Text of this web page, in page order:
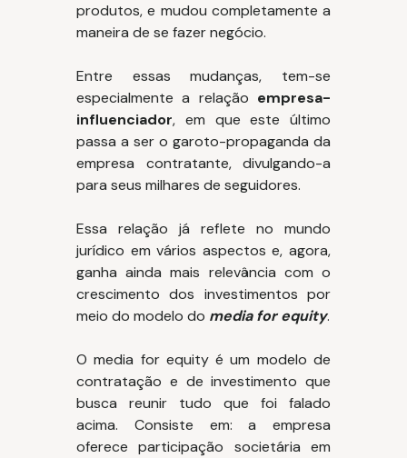
produtos, e mudou completamente a
maneira de se fazer negócio.
Entre essas mudanças, tem-se
especialmente a relação empresa-
influenciador, em que este último
passa a ser o garoto-propaganda da
empresa contratante, divulgando-a
para seus milhares de seguidores.
Essa relação já reflete no mundo
jurídico em vários aspectos e, agora,
ganha ainda mais relevância com o
crescimento dos investimentos por
meio do modelo do media for equity.
O media for equity é um modelo de
contratação e de investimento que
busca reunir tudo que foi falado
acima. Consiste em: a empresa
oferece participação societária em